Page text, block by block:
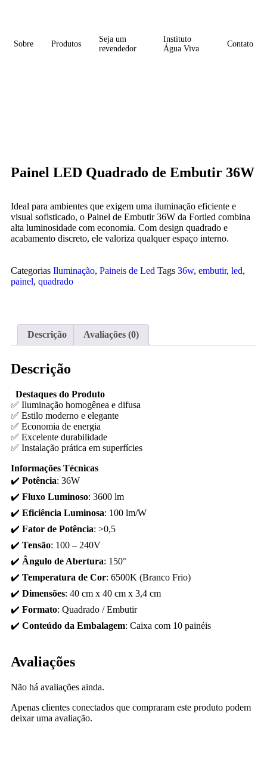
Sobre Produtos
Seja um
revendedor
Instituto
Água Viva
Contato
Painel LED Quadrado de Embutir 36W
Ideal para ambientes que exigem uma iluminação eficiente e
visual sofisticado, o Painel de Embutir 36W da Fortled combina
alta luminosidade com economia. Com design quadrado e
acabamento discreto, ele valoriza qualquer espaço interno.
Categorias Iluminação, Paineis de Led Tags 36w, embutir, led,
painel, quadrado
Descrição Avaliações (0)
Descrição
Destaques do Produto
✅ Iluminação homogênea e difusa
✅ Estilo moderno e elegante
✅ Economia de energia
✅ Excelente durabilidade
✅ Instalação prática em superfícies
Informações Técnicas
✔️ Potência: 36W
✔️ Fluxo Luminoso: 3600 lm
✔️ Eficiência Luminosa: 100 lm/W
✔️ Fator de Potência: >0,5
✔️ Tensão: 100 – 240V
✔️ Ângulo de Abertura: 150°
✔️ Temperatura de Cor: 6500K (Branco Frio)
✔️ Dimensões: 40 cm x 40 cm x 3,4 cm
✔️ Formato: Quadrado / Embutir
✔️ Conteúdo da Embalagem: Caixa com 10 painéis
Avaliações
Não há avaliações ainda.
Apenas clientes conectados que compraram este produto podem
deixar uma avaliação.